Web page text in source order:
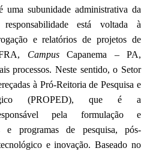
uma subunidade administrativa da
está voltada à
e relatórios de projetos de
CampusCapanema – PA,
processos. Neste sentido, o Setor
à Pró-Reitoria de Pesquisa e
(PROPED), que é a
pela formulação e
e programas de pesquisa, pós-
e inovação. Baseado no